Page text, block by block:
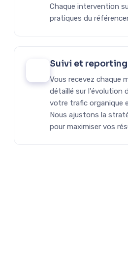
Chaque intervention
pratiques du
Suivi et reporting
Vous recevez chaque
détaillé sur l'évolution
votre trafic organique
Nous ajustons la
pour maximiser vos